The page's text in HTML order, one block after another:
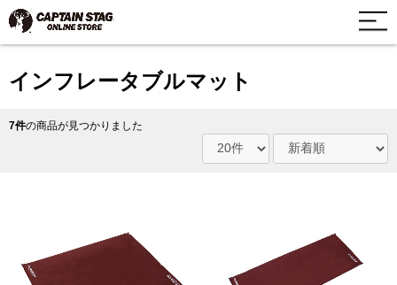
インフレータブルマット
7件の商品が見つかりました